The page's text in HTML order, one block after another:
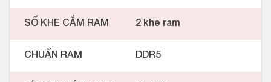
SỐ KHE CẮM RAM 2 khe ram
CHUẨN RAM DDR5